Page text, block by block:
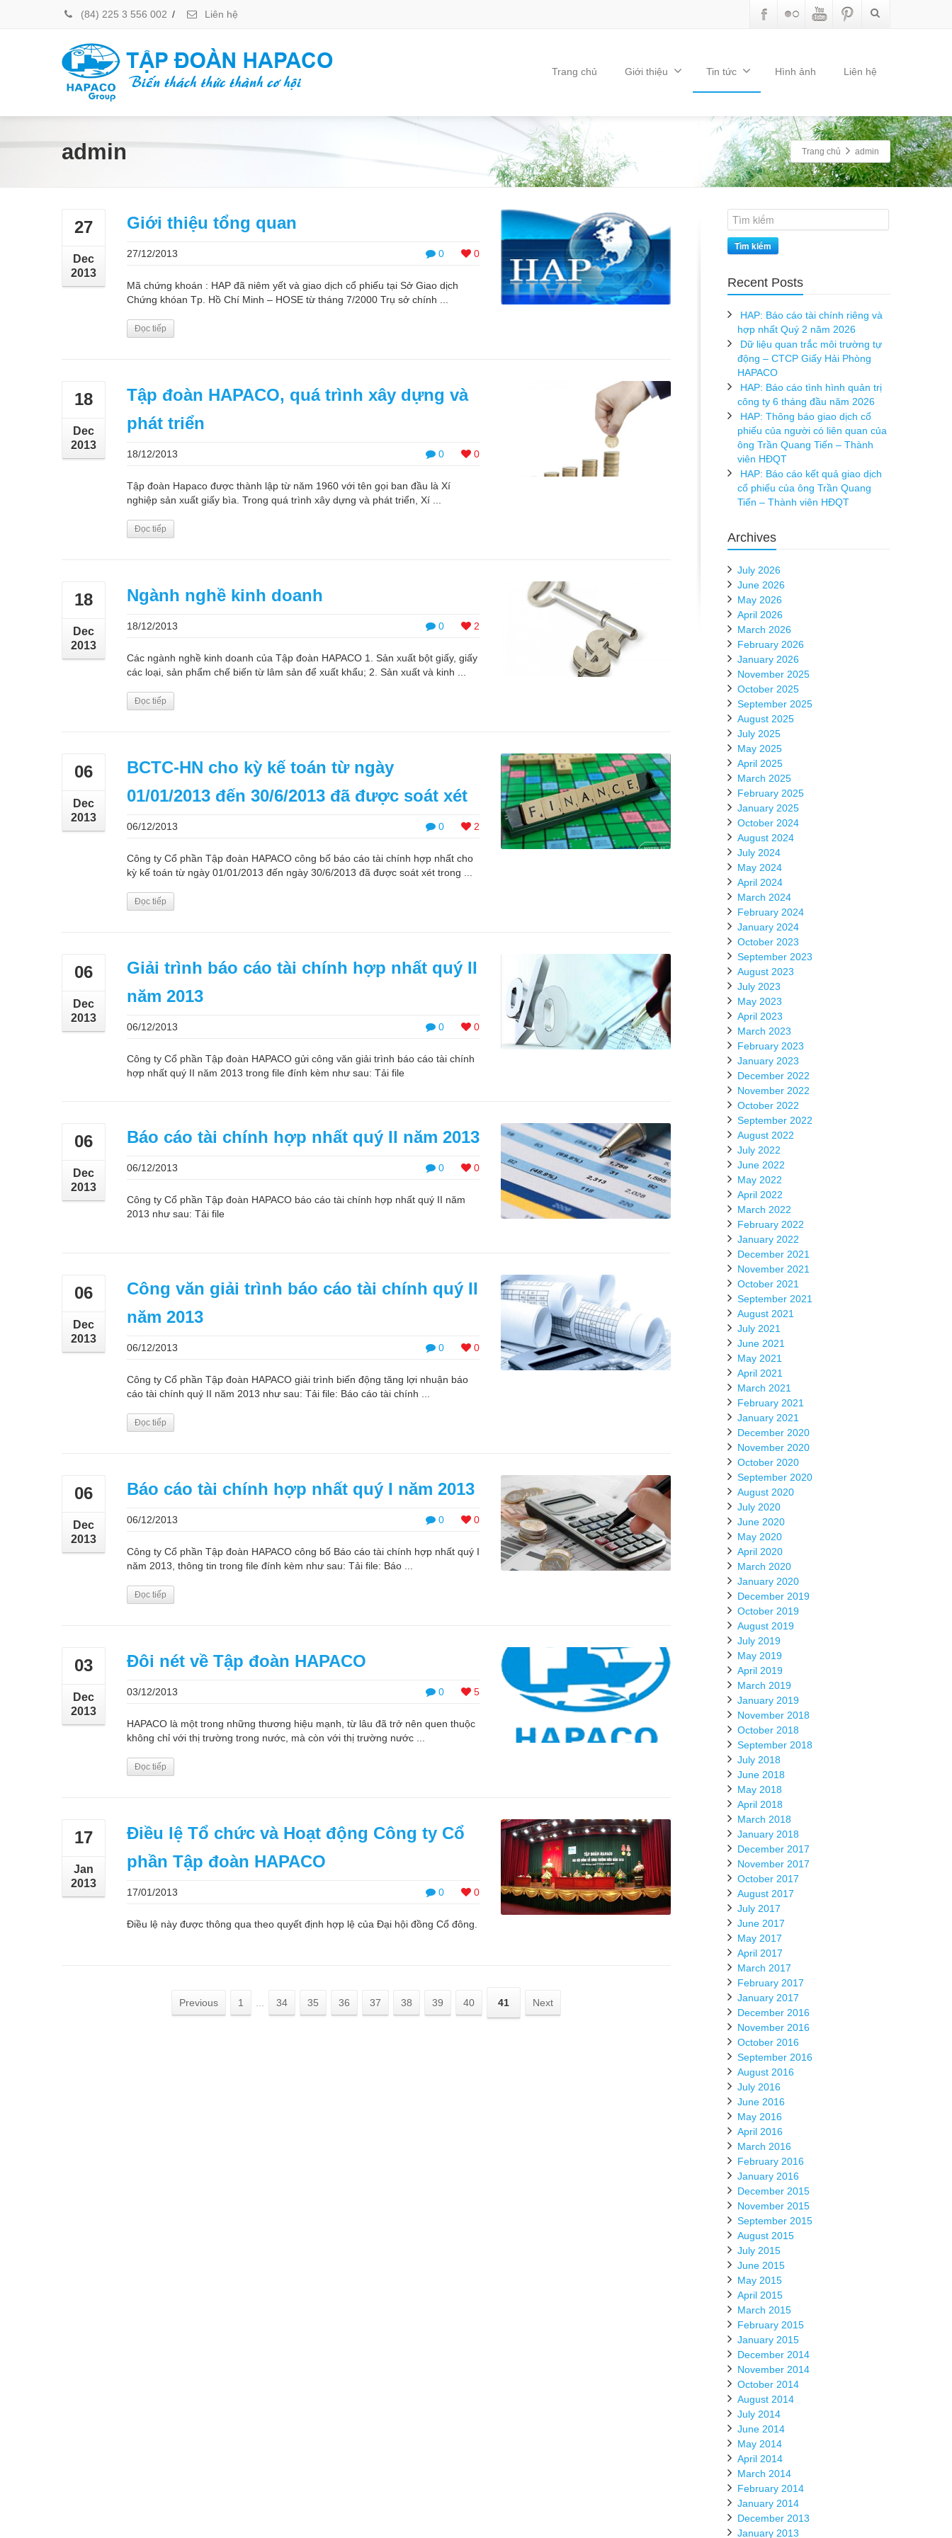
(84) 225 3 556 002 / Liên hệ
Trang chủ Giới thiệu Tin tức Hình ảnh Liên hệ
admin Trang chủ admin
27
Dec
2013
Giới thiệu tổng quan
0 0
27/12/2013
Mã chứng khoán : HAP đã niêm yết và giao dịch cổ phiếu tại Sở Giao dịch
Chứng khóan Tp. Hồ Chí Minh – HOSE từ tháng 7/2000 Trụ sở chính ...
Đọc tiếp
18
Dec
2013
Tập đoàn HAPACO, quá trình xây dựng và
phát triển
0 0
18/12/2013
Tập đoàn Hapaco được thành lập từ năm 1960 với tên gọi ban đầu là Xí
nghiệp sản xuất giấy bìa. Trong quá trình xây dựng và phát triển, Xí ...
Đọc tiếp
18
Dec
2013
Ngành nghề kinh doanh
0 2
18/12/2013
Các ngành nghề kinh doanh của Tập đoàn HAPACO 1. Sản xuất bột giấy, giấy
các loại, sản phẩm chế biến từ lâm sản để xuất khẩu; 2. Sản xuất và kinh ...
Đọc tiếp
06
Dec
2013
BCTC-HN cho kỳ kế toán từ ngày
01/01/2013 đến 30/6/2013 đã được soát xét
0 2
06/12/2013
Công ty Cổ phần Tập đoàn HAPACO công bố báo cáo tài chính hợp nhất cho
kỳ kế toán từ ngày 01/01/2013 đến ngày 30/6/2013 đã được soát xét trong ...
Đọc tiếp
06
Dec
2013
Giải trình báo cáo tài chính hợp nhất quý II
năm 2013
0 0
06/12/2013
Công ty Cổ phần Tập đoàn HAPACO gửi công văn giải trình báo cáo tài chính
hợp nhất quý II năm 2013 trong file đính kèm như sau: Tải file
06
Dec
2013
Báo cáo tài chính hợp nhất quý II năm 2013
0 0
06/12/2013
Công ty Cổ phần Tập đoàn HAPACO báo cáo tài chính hợp nhất quý II năm
2013 như sau: Tải file
06
Dec
2013
Công văn giải trình báo cáo tài chính quý II
năm 2013
0 0
06/12/2013
Công ty Cổ phần Tập đoàn HAPACO giải trình biến động tăng lợi nhuận báo
cáo tài chính quý II năm 2013 như sau: Tải file: Báo cáo tài chính ...
Đọc tiếp
06
Dec
2013
Báo cáo tài chính hợp nhất quý I năm 2013
0 0
06/12/2013
Công ty Cổ phần Tập đoàn HAPACO công bố Báo cáo tài chính hợp nhất quý I
năm 2013, thông tin trong file đính kèm như sau: Tải file: Báo ...
Đọc tiếp
03
Dec
2013
Đôi nét về Tập đoàn HAPACO
0 5
03/12/2013
HAPACO là một trong những thương hiệu mạnh, từ lâu đã trở nên quen thuộc
không chỉ với thị trường trong nước, mà còn với thị trường nước ...
Đọc tiếp
17
Jan
2013
Điều lệ Tổ chức và Hoạt động Công ty Cổ
phần Tập đoàn HAPACO
0 0
17/01/2013
Điều lệ này được thông qua theo quyết định hợp lệ của Đại hội đồng Cổ đông.
Previous 1 34 35 36 37 38 39 40 41 Next
Tìm kiếm
Recent Posts
HAP: Báo cáo tài chính riêng và
hợp nhất Quý 2 năm 2026
Dữ liệu quan trắc môi trường tự
động – CTCP Giấy Hải Phòng
HAPACO
HAP: Báo cáo tình hình quản trị
công ty 6 tháng đầu năm 2026
HAP: Thông báo giao dịch cổ
phiếu của người có liên quan của
ông Trần Quang Tiến – Thành
viên HĐQT
HAP: Báo cáo kết quả giao dịch
cổ phiếu của ông Trần Quang
Tiến – Thành viên HĐQT
Archives
July 2026
June 2026
May 2026
April 2026
March 2026
February 2026
January 2026
November 2025
October 2025
September 2025
August 2025
July 2025
May 2025
April 2025
March 2025
February 2025
January 2025
October 2024
August 2024
July 2024
May 2024
April 2024
March 2024
February 2024
January 2024
October 2023
September 2023
August 2023
July 2023
May 2023
April 2023
March 2023
February 2023
January 2023
December 2022
November 2022
October 2022
September 2022
August 2022
July 2022
June 2022
May 2022
April 2022
March 2022
February 2022
January 2022
December 2021
November 2021
October 2021
September 2021
August 2021
July 2021
June 2021
May 2021
April 2021
March 2021
February 2021
January 2021
December 2020
November 2020
October 2020
September 2020
August 2020
July 2020
June 2020
May 2020
April 2020
March 2020
January 2020
December 2019
October 2019
August 2019
July 2019
May 2019
April 2019
March 2019
January 2019
November 2018
October 2018
September 2018
July 2018
June 2018
May 2018
April 2018
March 2018
January 2018
December 2017
November 2017
October 2017
August 2017
July 2017
June 2017
May 2017
April 2017
March 2017
February 2017
January 2017
December 2016
November 2016
October 2016
September 2016
August 2016
July 2016
June 2016
May 2016
April 2016
March 2016
February 2016
January 2016
December 2015
November 2015
September 2015
August 2015
July 2015
June 2015
May 2015
April 2015
March 2015
February 2015
January 2015
December 2014
November 2014
October 2014
August 2014
July 2014
June 2014
May 2014
April 2014
March 2014
February 2014
January 2014
December 2013
January 2013